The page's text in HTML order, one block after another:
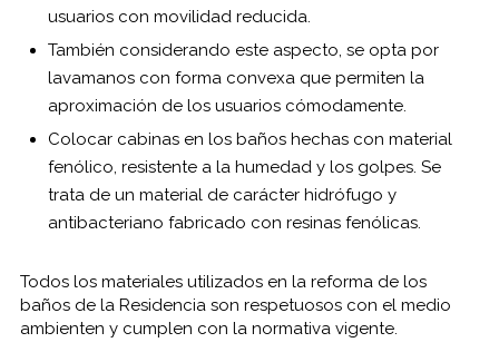
usuarios con movilidad reducida.
También considerando este aspecto, se opta por
lavamanos con forma convexa que permiten la
aproximación de los usuarios cómodamente.
Colocar cabinas en los baños hechas con material
fenólico, resistente a la humedad y los golpes. Se
trata de un material de carácter hidrófugo y
antibacteriano fabricado con resinas fenólicas.
Todos los materiales utilizados en la reforma de los
baños de la Residencia son respetuosos con el medio
ambienten y cumplen con la normativa vigente.